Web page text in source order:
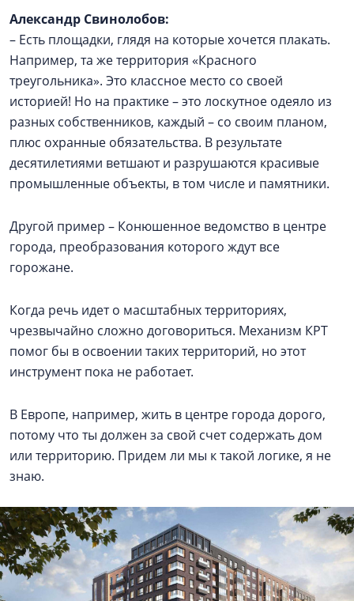
Александр Свинолобов:
– Есть площадки, глядя на которые хочется плакать.
Например, та же территория «Красного
треугольника». Это классное место со своей
историей! Но на практике – это лоскутное одеяло из
разных собственников, каждый – со своим планом,
плюс охранные обязательства. В результате
десятилетиями ветшают и разрушаются красивые
промышленные объекты, в том числе и памятники.
Другой пример – Конюшенное ведомство в центре
города, преобразования которого ждут все
горожане.
Когда речь идет о масштабных территориях,
чрезвычайно сложно договориться. Механизм КРТ
помог бы в освоении таких территорий, но этот
инструмент пока не работает.
В Европе, например, жить в центре города дорого,
потому что ты должен за свой счет содержать дом
или территорию. Придем ли мы к такой логике, я не
знаю.